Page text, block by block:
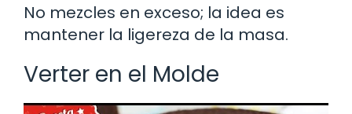
No mezcles en exceso; la idea es
mantener la ligereza de la masa.
Verter en el Molde